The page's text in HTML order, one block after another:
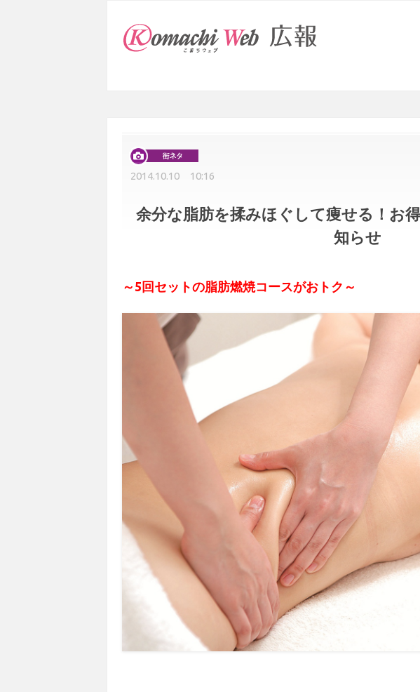
2014.10.10 10:16
余分な脂肪を揉みほぐして痩せる！お
知らせ
～5回セットの脂肪燃焼コースがおトク～